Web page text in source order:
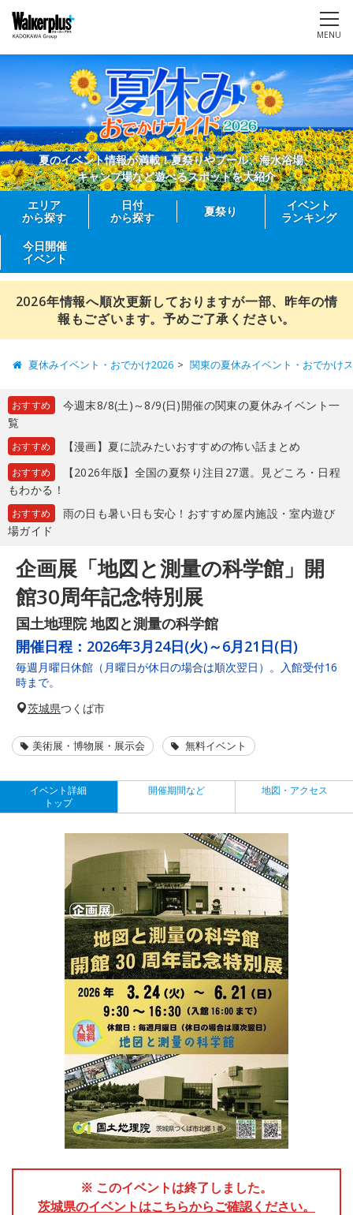
MENU
夏のイベント情報が満載！夏祭りやプール、海水浴場、
キャンプ場など遊べるスポットを大紹介
エリア
から探す
日付
から探す
夏祭り
イベント
ランキング
今日開催
イベント
2026年情報へ順次更新しておりますが一部、昨年の情
報もございます。予めご了承ください。
夏休みイベント・おでかけ2026 関東の夏休みイベント・おでかけ
おすすめ
今週末8/8(土)～8/9(日)開催の関東の夏休みイベント一
覧
おすすめ 【漫画】夏に読みたいおすすめの怖い話まとめ
おすすめ
【2026年版】全国の夏祭り注目27選。見どころ・日程
もわかる！
おすすめ
雨の日も暑い日も安心！おすすめ屋内施設・室内遊び
場ガイド
企画展「地図と測量の科学館」開
館30周年記念特別展
国土地理院 地図と測量の科学館
開催日程： 2026年3月24日(火)～6月21日(日)
毎週月曜日休館（月曜日が休日の場合は順次翌日）。入館受付16
時まで。
茨城県つくば市
美術展・博物展・展示会 無料イベント
イベント詳細
トップ
開催期間など 地図・アクセス
※ このイベントは終了しました。
茨城県のイベントはこちらからご確認ください。